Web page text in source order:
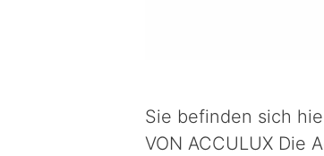
Sie befinden sich
VON ACCULUX Die